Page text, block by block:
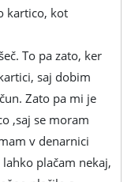
kartico, kot
To pa zato, ker
saj dobim
Zato pa mi je
,saj se moram
v denarnici
plačam nekaj,